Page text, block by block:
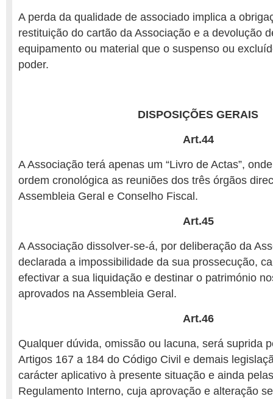
A perda da qualidade de associado implica a
restituição do cartão da Associação e a devolução
equipamento ou material que o suspenso ou
poder.
DISPOSIÇÕES GERAIS
Art.44
A Associação terá apenas um “Livro de Actas”,
ordem cronológica as reuniões dos três órgãos
Assembleia Geral e Conselho Fiscal.
Art.45
A Associação dissolver-se-á, por deliberação da
declarada a impossibilidade da sua prossecução,
efectivar a sua liquidação e destinar o património
aprovados na Assembleia Geral.
Art.46
Qualquer dúvida, omissão ou lacuna, será suprida
Artigos 167 a 184 do Código Civil e demais
carácter aplicativo à presente situação e ainda
Regulamento Interno, cuja aprovação e alteração